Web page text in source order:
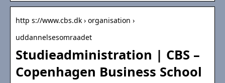
http s://www.cbs.dk › organisation ›
uddannelsesomraadet
Studieadministration | CBS –
Copenhagen Business School